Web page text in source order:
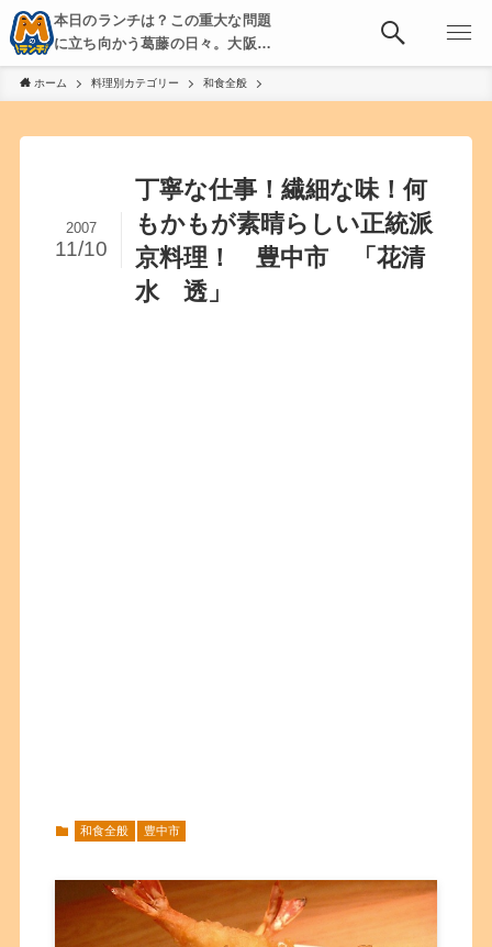
本日のランチは？この重大な問題
に立ち向かう葛藤の日々。大阪・
京都・神戸を中心とした食べ歩
き、飲み歩きを綴る。
ホーム 料理別カテゴリー 和食全般
丁寧な仕事！繊細な味！何
もかもが素晴らしい正統派
京料理！ 豊中市 「花清
水 透」
2007
11/10
和食全般 豊中市